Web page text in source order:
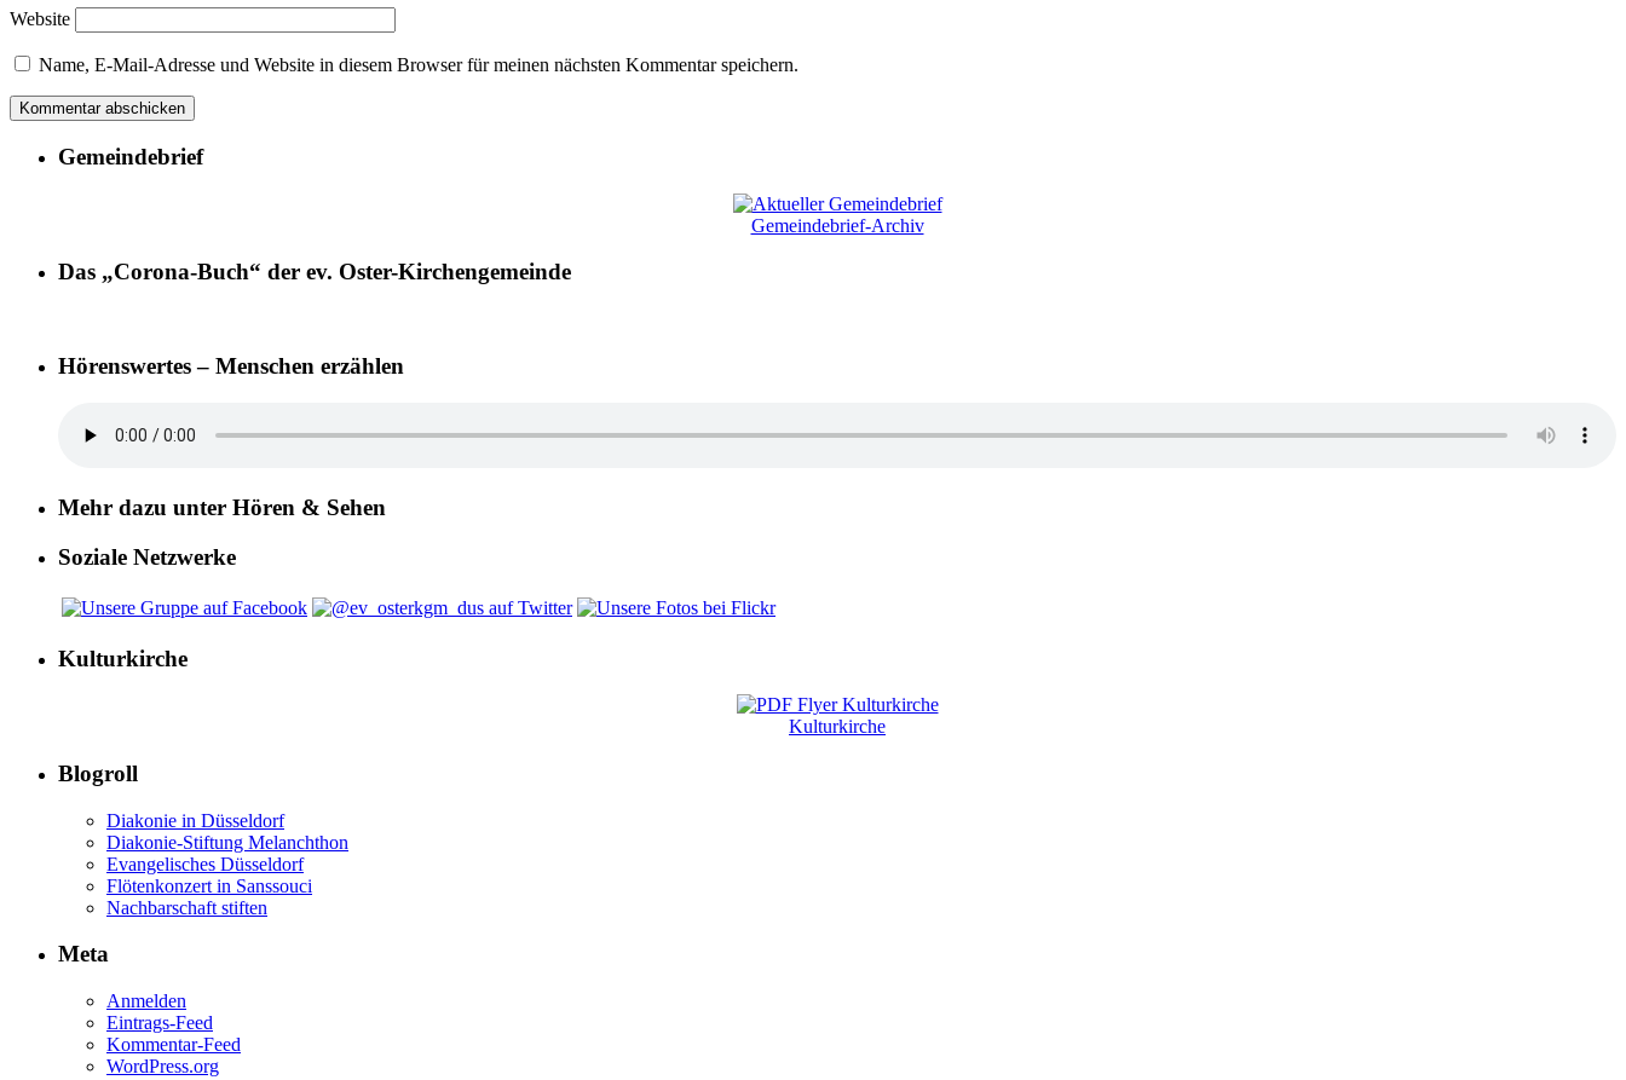
Website
Name, E-Mail-Adresse und Website in diesem Browser für meinen nächsten Kommentar speichern.
Gemeindebrief
Gemeindebrief-Archiv
Das „Corona-Buch“ der ev. Oster-Kirchengemeinde
Hörenswertes – Menschen erzählen
Mehr dazu unter Hören & Sehen
Soziale Netzwerke
Kulturkirche
Kulturkirche
Blogroll
Diakonie in Düsseldorf
Diakonie-Stiftung Melanchthon
Evangelisches Düsseldorf
Flötenkonzert in Sanssouci
Nachbarschaft stiften
Meta
Anmelden
Eintrags-Feed
Kommentar-Feed
WordPress.org